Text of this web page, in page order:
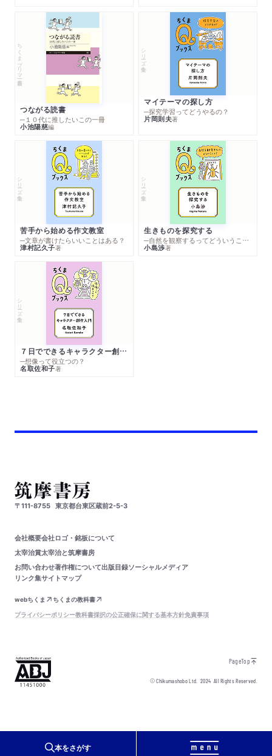
本をさがす
ちくまプリマー新書
つながる読書
─１０代に推したいこの一冊
小池陽慈編
シリーズ・全集
マイテーマの探し方
─探究学習ってどうやるの？
片岡則夫著
シリーズ・全集
苦手から始める作文教室
─文章が書けたらいいことはある？
津村記久子著
シリーズ・全集
生きものを探究する
─自然を観察するってどういうこと？
小島渉著
シリーズ・全集
７日でできるキャラクター創作入門
─想像って役立つの？
名取佐和子著
〒111-8755 東京都台東区蔵前2-5-3
会社概要会社ロゴ・銘板について
太宰治賞太宰治と筑摩書房
お問い合わせ著作権について出版目録ソーシャルメディア
リンク集サイトマップ
webちくま
ちくまの教科書
プライバシーポリシー教科書採択の公正確保に関する基本方針免責事項
PageTop
© Chikumashobo Ltd.2024 All Rights Reserved.